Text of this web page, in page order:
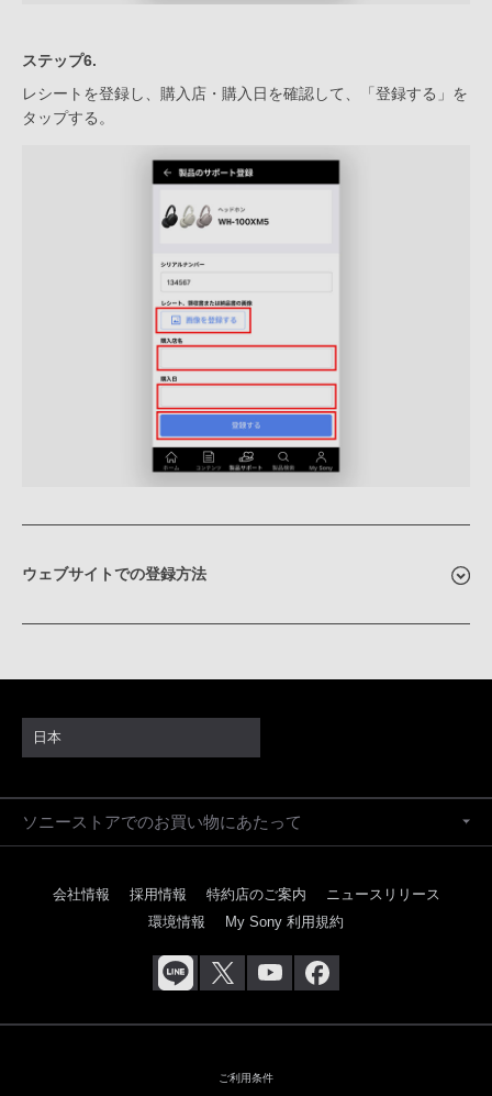
ステップ6.
レシートを登録し、購入店・購入日を確認して、「登録する」を
タップする。
ウェブサイトでの登録方法
日本
ソニーストアでのお買い物にあたって
会社情報 採用情報 特約店のご案内
ニュースリリース
環境情報
My Sony 利用規約
ご利用条件